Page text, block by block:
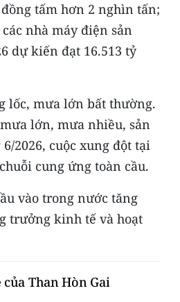
tấm hơn 2 nghìn tấn;
nhà máy điện sản
dự kiến đạt 16.513 tỷ
lốc, mưa lớn bất thường.
lớn, mưa nhiều, sản
2026, cuộc xung đột tại
cung ứng toàn cầu.
vào trong nước tăng
trưởng kinh tế và hoạt
Than Hòn Gai